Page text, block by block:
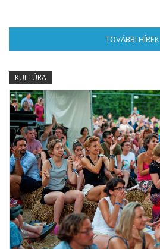
TOVÁBBI HÍREK
KULTÚRA